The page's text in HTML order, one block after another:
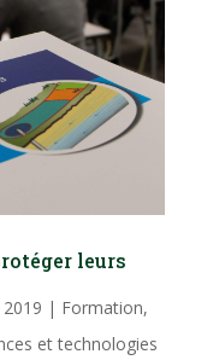
leurs
2019 | Formation,
et technologies